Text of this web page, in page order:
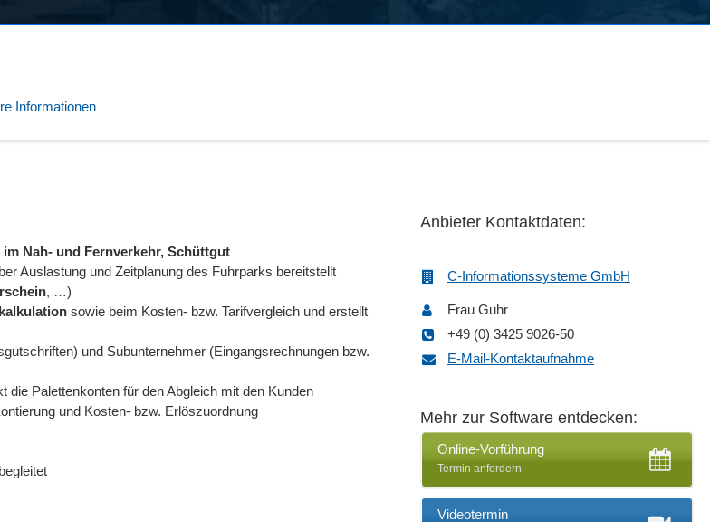
Informationen
Nah- und Fernverkehr, Schüttgut
Auslastung und Zeitplanung des Fuhrparks bereitstellt
, …)
sowie beim Kosten- bzw. Tarifvergleich und erstellt
und Subunternehmer (Eingangsrechnungen bzw.
die Palettenkonten für den Abgleich mit den Kunden
und Kosten- bzw. Erlöszuordnung
Anbieter Kontaktdaten:
C-Informationssysteme GmbH
Frau Guhr
+49 (0) 3425 9026-50
E-Mail-Kontaktaufnahme
Mehr zur Software entdecken:
Online-Vorführung
Termin anfordern
Videotermin